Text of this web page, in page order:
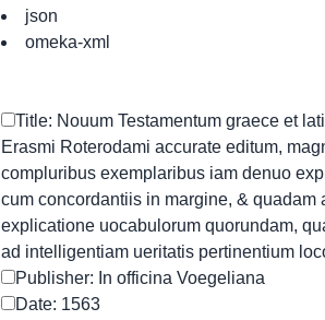
json
omeka-xml
Title: Nouum Testamentum graece et
Erasmi Roterodami accurate editum,
compluribus exemplaribus iam denuo
cum concordantiis in margine, & quadam
explicatione uocabulorum quorundam,
ad intelligentiam ueritatis pertinentium
Publisher: In officina Voegeliana
Date: 1563